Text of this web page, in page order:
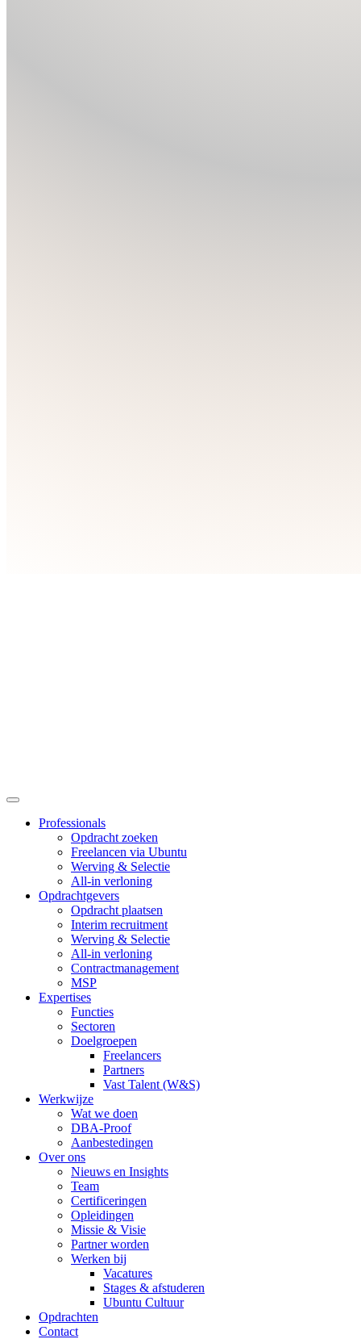
Professionals
Opdracht zoeken
Freelancen via Ubuntu
Werving & Selectie
All-in verloning
Opdrachtgevers
Opdracht plaatsen
Interim recruitment
Werving & Selectie
All-in verloning
Contractmanagement
MSP
Expertises
Functies
Sectoren
Doelgroepen
Freelancers
Partners
Vast Talent (W&S)
Werkwijze
Wat we doen
DBA-Proof
Aanbestedingen
Over ons
Nieuws en Insights
Team
Certificeringen
Opleidingen
Missie & Visie
Partner worden
Werken bij
Vacatures
Stages & afstuderen
Ubuntu Cultuur
Opdrachten
Contact